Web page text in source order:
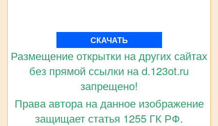
СКАЧАТЬ
Размещение открытки на других сайтах
без прямой ссылки на d.123ot.ru
запрещено!
Права автора на данное изображение
защищает статья 1255 ГК РФ.